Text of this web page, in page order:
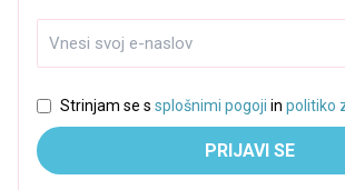
Strinjam se s splošnimi pogoji in politiko
PRIJAVI SE